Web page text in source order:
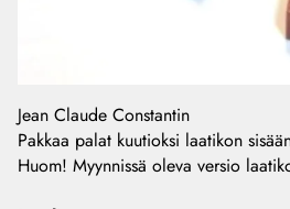
Jean Claude Constantin
Pakkaa palat kuutioksi laatikon
Huom! Myynnissä oleva versio